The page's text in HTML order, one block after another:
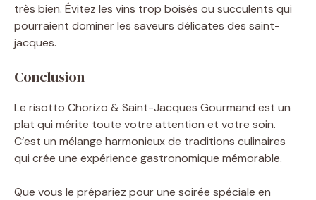
très bien. Évitez les vins trop boisés ou succulents qui
pourraient dominer les saveurs délicates des saint-
jacques.
Conclusion
Le risotto Chorizo & Saint-Jacques Gourmand est un
plat qui mérite toute votre attention et votre soin.
C’est un mélange harmonieux de traditions culinaires
qui crée une expérience gastronomique mémorable.
Que vous le prépariez pour une soirée spéciale en